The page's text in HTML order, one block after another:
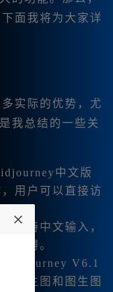
面我将为大家详
实际的优势，尤
我总结的一些关
中文版
用户可以直接访
支持中文输入，
障碍。
Midjourney V6.1
文生图和图生图